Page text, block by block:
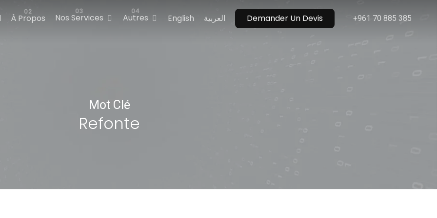
À Propos Nos Services Autres English العربية Demander Un Devis +961 70 885 385
Mot Clé
Refonte